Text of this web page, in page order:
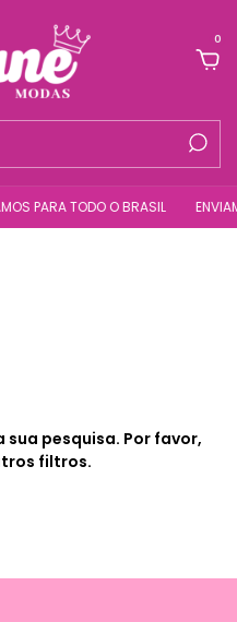
0
PARA TODO O BRASIL
pesquisa. Por favor,
filtros.